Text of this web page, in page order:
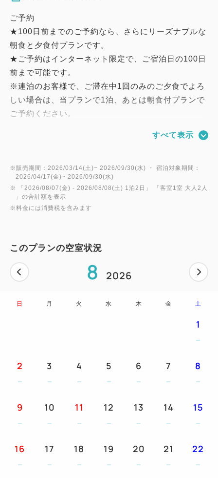
ご予約
★100日前までのご予約なら、さらにリーズナブルな
朝食と夕食付プランです。
★ご予約はインターネット限定で、ご宿泊日の100日
前まで可能です。
※連泊のお客様で、ご滞在中1回のみのご夕食でよろ
しい場合は、当プランで1泊、あとは朝食付プランで
ご予約ください。
お楽しみください。
お食事
★ご夕食は、和食／洋食・中華／バーベキューのレス
★ご朝食は、和洋食バイキングをお楽しみください。
おもてなし
②朝食券をランチ券としてもご利用いただけます。
ております。
すべて表示
※販売期間：2026/03/14(土)~ 2026/09/30(水) ・ 宿泊対象期間：
2026/04/17(金)~ 2026/09/30(水)
※ 「 2026/08/07(金) - 2026/08/08(土) 1泊2日 」 「 客室1室 大人2人
」の合計額を表示
※料金には消費税を含みます
このプランの空室状況
8 2026
日 月 火 水 木 金 土
1
2 3 4 5 6 7 8
9 10 11 12 13 14 15
16 17 18 19 20 21 22